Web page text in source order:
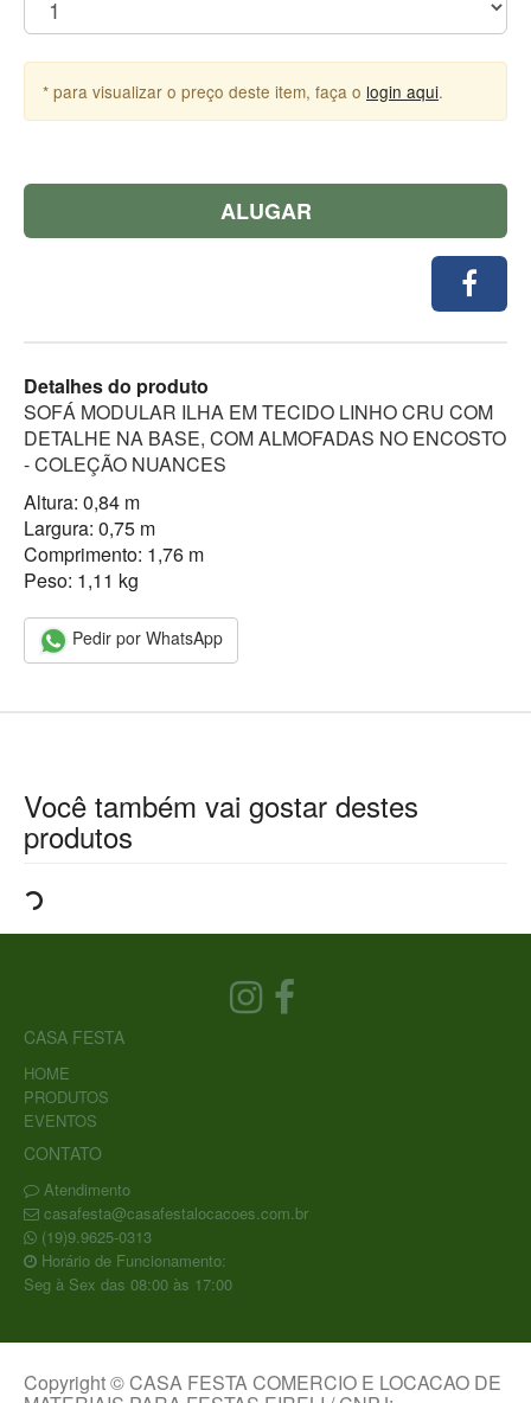
* para visualizar o preço deste item, faça o login aqui.
ALUGAR
Detalhes do produto
SOFÁ MODULAR ILHA EM TECIDO LINHO CRU COM
DETALHE NA BASE, COM ALMOFADAS NO ENCOSTO
- COLEÇÃO NUANCES
Altura: 0,84 m
Largura: 0,75 m
Comprimento: 1,76 m
Peso: 1,11 kg
Pedir por WhatsApp
Você também vai gostar destes
produtos
CASA FESTA
HOME
PRODUTOS
EVENTOS
CONTATO
Atendimento
casafesta@casafestalocacoes.com.br
(19)9.9625-0313
Horário de Funcionamento:
Seg à Sex das 08:00 às 17:00
Copyright © CASA FESTA COMERCIO E LOCACAO DE